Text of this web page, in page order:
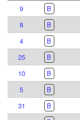
9
B
8
B
4
B
25
B
10
B
5
B
31
B